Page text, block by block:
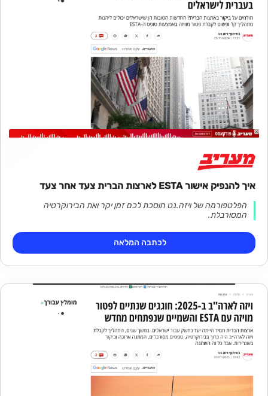
איך להנפיק אישור ESTA לארצות הברית צעד אחר צעד
הפלטפורמה של ויזה.נט חוסכת לכם זמן יקר ואת הבירוקרטיה
המסורבלת.
לכתבה המלאה